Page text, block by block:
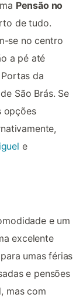
Pensão no
de tudo.
se no centro
a pé até
da
São Brás. Se
opções
e
e um
excelente
umas férias
e pensões
mas com